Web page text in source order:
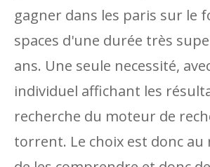
gagner dans les paris sur le
spaces d'une durée très
ans. Une seule necessité,
individuel affichant les
recherche du moteur de
torrent. Le choix est donc au